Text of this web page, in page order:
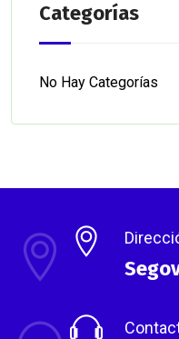
Categorías
No Hay Categorías